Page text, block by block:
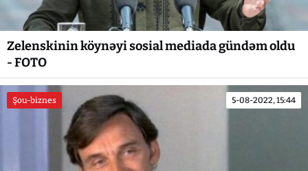
Zelenskinin köynəyi sosial mediada gündəm oldu
- FOTO
Şou-biznes 5-08-2022, 15:44